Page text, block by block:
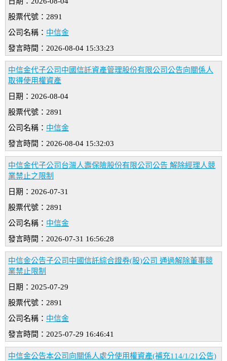
股票代號：2891
公司名稱： 中信金
發言時間：2026-08-04 15:33:23
中信金代子公司中國信託資產管理股份有限公司公告向關係人
取得使用權資產
日期：2026-08-04
股票代號：2891
公司名稱： 中信金
發言時間：2026-08-04 15:32:03
中信金代子公司台灣人壽保險股份有限公司公告 解除經理人競
業禁止之限制
日期：2026-07-31
股票代號：2891
公司名稱： 中信金
發言時間：2026-07-31 16:56:28
中信金公告子公司中國信託綜合證券(股)公司 通過解除董事競
業禁止限制
日期：2025-07-29
股票代號：2891
公司名稱： 中信金
發言時間：2025-07-29 16:46:41
中信金公告本公司向關係人處分使用權資產(補充114/1/21公告)